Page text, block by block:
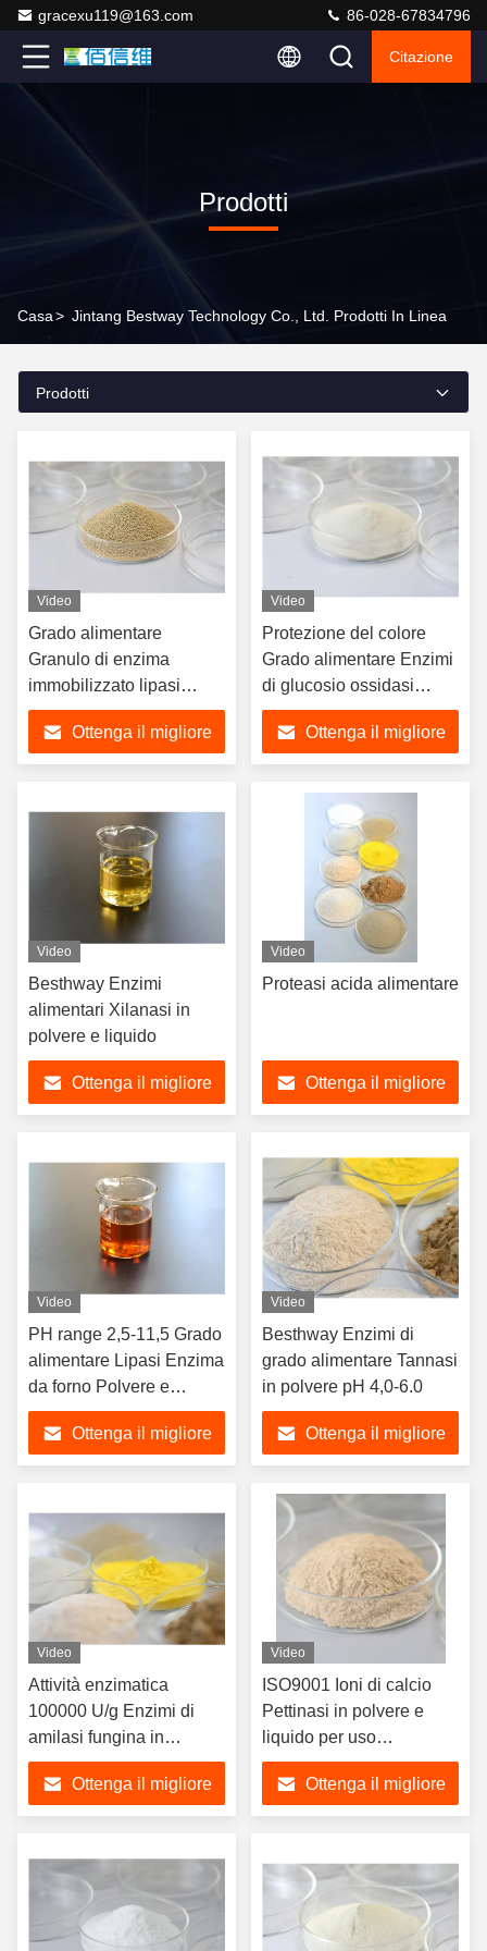
gracexu119@163.com 86-028-67834796
Citazione
Prodotti
Casa> Jintang Bestway Technology Co., Ltd. Prodotti In Linea
Prodotti
Video
Grado alimentare
Granulo di enzima
immobilizzato lipasi
immobilizzato 4000U/g
Ottenga il migliore
Video
Protezione del colore
Grado alimentare Enzimi
di glucosio ossidasi
Polvere / liquido
Ottenga il migliore
Video
Besthway Enzimi
alimentari Xilanasi in
polvere e liquido
Ottenga il migliore
Video
Proteasi acida alimentare
Ottenga il migliore
Video
PH range 2,5-11,5 Grado
alimentare Lipasi Enzima
da forno Polvere e
liquido
Ottenga il migliore
Video
Besthway Enzimi di
grado alimentare Tannasi
in polvere pH 4,0-6.0
Ottenga il migliore
Video
Attività enzimatica
100000 U/g Enzimi di
amilasi fungina in
polvere
Ottenga il migliore
Video
ISO9001 Ioni di calcio
Pettinasi in polvere e
liquido per uso
alimentare
Ottenga il migliore